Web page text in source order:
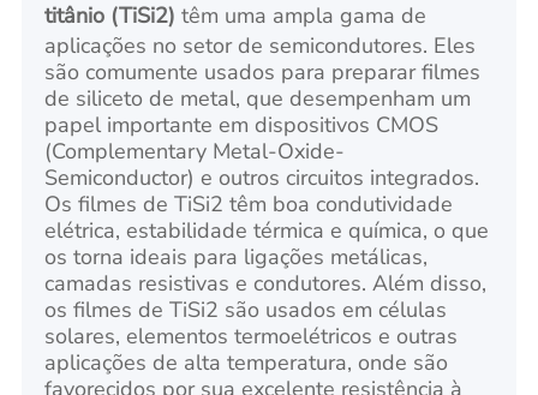
titânio (TiSi2) têm uma ampla gama de
aplicações no setor de semicondutores. Eles
são comumente usados para preparar filmes
de siliceto de metal, que desempenham um
papel importante em dispositivos CMOS
(Complementary Metal-Oxide-
Semiconductor) e outros circuitos integrados.
Os filmes de TiSi2 têm boa condutividade
elétrica, estabilidade térmica e química, o que
os torna ideais para ligações metálicas,
camadas resistivas e condutores. Além disso,
os filmes de TiSi2 são usados em células
solares, elementos termoelétricos e outras
aplicações de alta temperatura, onde são
favorecidos por sua excelente resistência à